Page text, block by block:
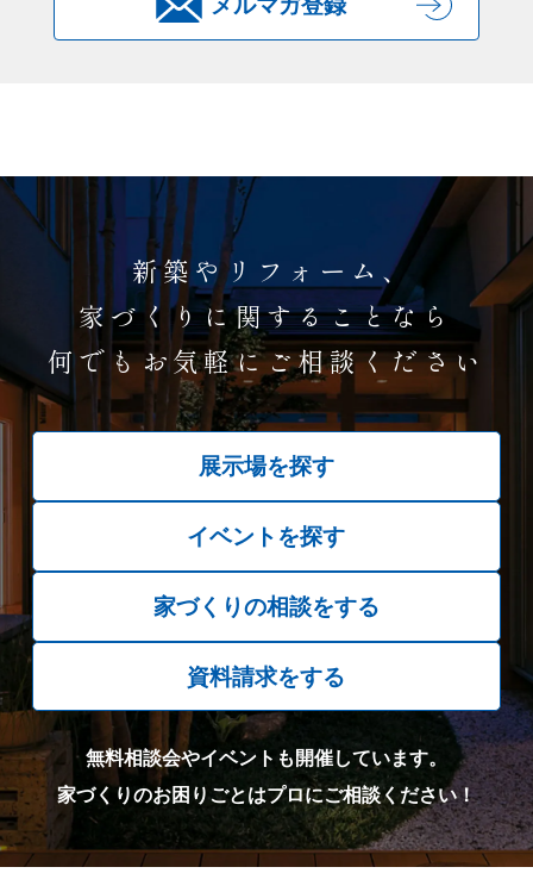
メルマガ登録
新築やリフォーム、
家づくりに関することなら
何でもお気軽にご相談ください
展示場を探す
イベントを探す
家づくりの相談をする
資料請求をする
無料相談会やイベントも開催しています。
家づくりのお困りごとはプロにご相談ください！